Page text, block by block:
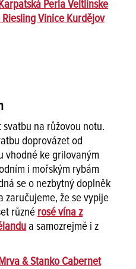
Karpatská Perla Veltlínske
Riesling Vinice Kurdějov
na růžovou notu.
doprovázet od
vhodné ke grilovaným
i mořským rybám
se o nezbytný doplněk
zaručujeme, že se vypije
různé rosé vína z
a samozrejmě i z
Mrva & Stanko Cabernet